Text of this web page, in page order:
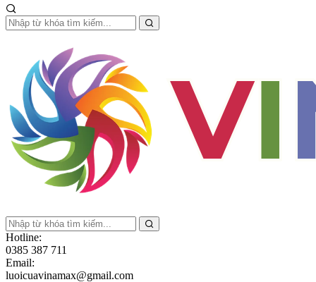
Hotline:
0385 387 711
Email:
luoicuavinamax@gmail.com